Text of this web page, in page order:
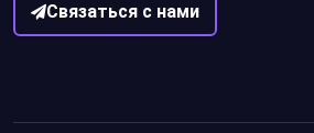
Связаться с нами